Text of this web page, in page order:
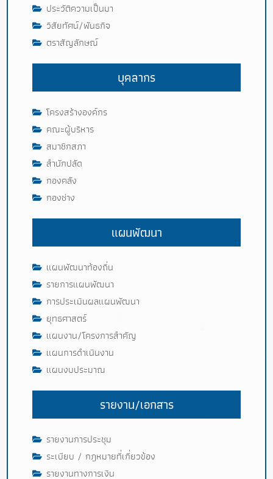
ประวัติความเป็นมา
วิสัยทัศน์/พันธกิจ
ตราสัญลักษณ์
บุคลากร
โครงสร้างองค์กร
คณะผู้บริหาร
สมาชิกสภา
สำนักปลัด
กองคลัง
กองช่าง
แผนพัฒนา
แผนพัฒนาท้องถิ่น
รายการแผนพัฒนา
การประเมินผลแผนพัฒนา
ยุทธศาสตร์
แผนงาน/โครงการสำคัญ
แผนการดำเนินงาน
แผนงบประมาณ
รายงาน/เอกสาร
รายงานการประชุม
ระเบียบ / กฎหมายที่เกี่ยวข้อง
รายงานทางการเงิน